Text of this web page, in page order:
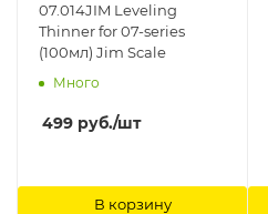
07.014JIM Leveling
Thinner for 07-series
(100мл) Jim Scale
Много
499 руб./шт
В корзину